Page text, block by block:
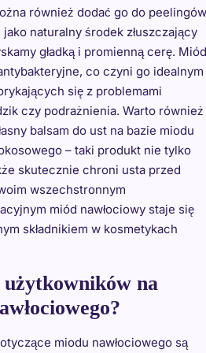
również dodać go do peelingów
naturalny środek złuszczający
gładką i promienną cerę. Miód
co czyni go idealnym
się z problemami
czy podrażnienia. Warto również
balsam do ust na bazie miodu
– taki produkt nie tylko
skutecznie chroni usta przed
wszechstronnym
miód nawłociowy staje się
składnikiem w kosmetykach
użytkowników na
miodu nawłociowego są